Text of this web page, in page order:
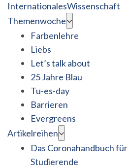
InternationalesWissenschaft
Themenwoche
Farbenlehre
Liebs
Let’s talk about
25 Jahre Blau
Tu-es-day
Barrieren
Evergreens
Artikelreihen
Das Coronahandbuch für
Studierende